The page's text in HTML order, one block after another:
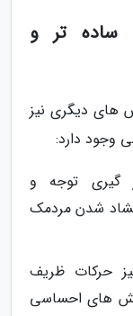
ساده تر و
های دیگری نیز
وجود دارد:
گیری توجه و
گشاد شدن مردمک
حرکات ظریف
های احساسی